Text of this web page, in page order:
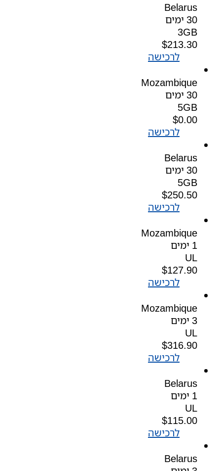
Belarus
30 ימים
3GB
$213.30
לרכישה
Mozambique
30 ימים
5GB
$0.00
לרכישה
Belarus
30 ימים
5GB
$250.50
לרכישה
Mozambique
1 ימים
UL
$127.90
לרכישה
Mozambique
3 ימים
UL
$316.90
לרכישה
Belarus
1 ימים
UL
$115.00
לרכישה
Belarus